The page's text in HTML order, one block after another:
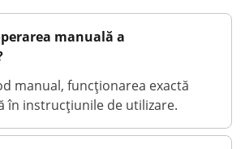
manuală a
manual, funcționarea exactă
în instrucțiunile de utilizare.